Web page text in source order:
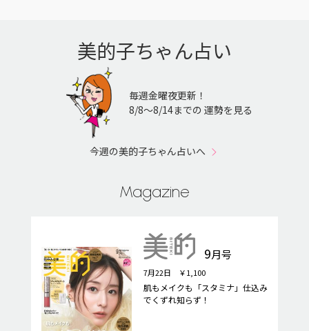
美的子ちゃん占い
毎週金曜夜更新！
8/8〜8/14までの 運勢を見る
今週の美的子ちゃん占いへ
Magazine
9月号
7月22日 ￥1,100
肌もメイクも「スタミナ」仕込み
でくずれ知らず！